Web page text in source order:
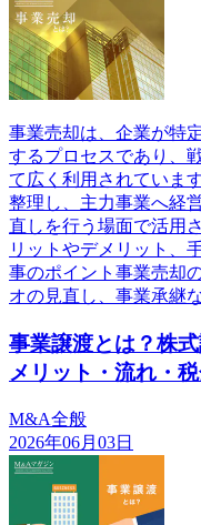
事業売却は、企業が特
するプロセスであり、
て広く利用されていま
整理し、主力事業へ経
直しを行う場面で活用
リットやデメリット、
事のポイント事業売却
オの見直し、事業承継
事業譲渡とは？株
メリット・流れ・
M&A全般
2026年06月03日